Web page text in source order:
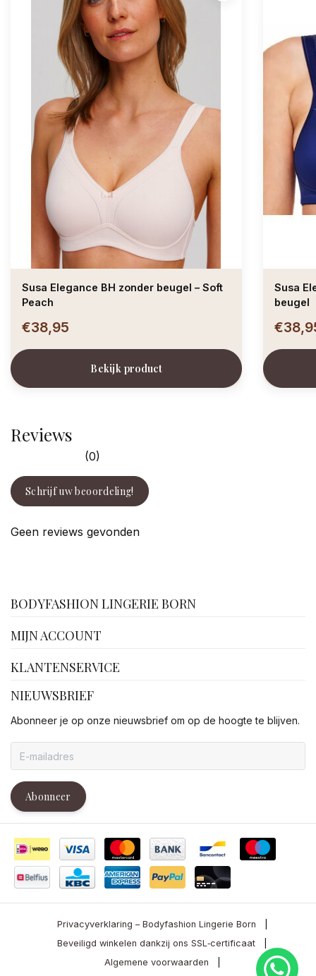
Susa Elegance BH zonder beugel – Soft
Peach
€38,95
Bekijk product
Susa
beugel
Reviews
(0)
Schrijf uw beoordeling!
Geen reviews gevonden
BODYFASHION LINGERIE BORN
MIJN ACCOUNT
KLANTENSERVICE
NIEUWSBRIEF
Abonneer je op onze nieuwsbrief om op de hoogte te blijven.
Abonneer
Privacyverklaring – Bodyfashion Lingerie Born
Beveiligd winkelen dankzij ons SSL‑certificaat
Algemene voorwaarden